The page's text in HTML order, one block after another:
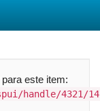
este item:
handle/4321/